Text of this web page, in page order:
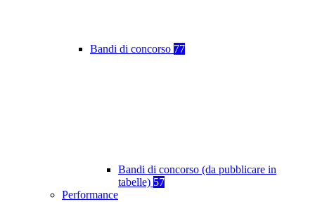
Bandi di concorso 77
Bandi di concorso (da pubblicare in
tabelle) 57
Performance